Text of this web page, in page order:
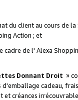
du client au cours de
Action ; et
de l' Alexa
Donnant Droit »
cadeau,
et créances